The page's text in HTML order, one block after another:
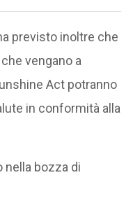
previsto inoltre che
vengano a
Act potranno
in conformità alla
bozza di